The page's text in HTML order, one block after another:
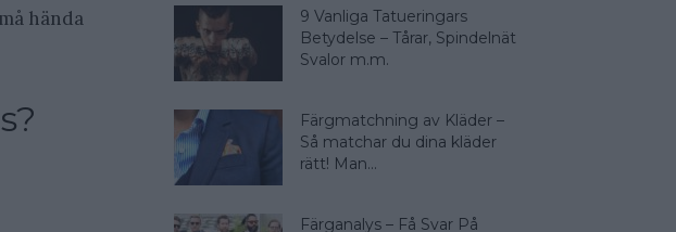
hända
9 Vanliga Tatueringars
Betydelse – Tårar, Spindelnät
Svalor m.m.
Färgmatchning av Kläder –
Så matchar du dina kläder
rätt! Man...
Färganalys – Få Svar På